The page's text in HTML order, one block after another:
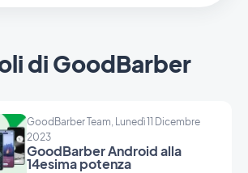
di GoodBarber
GoodBarber Team, Lunedì 11 Dicembre
2023
GoodBarber Android alla
14esima potenza